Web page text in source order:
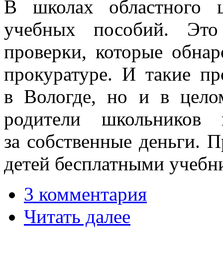
В школах областного
учебных пособий.
проверки, которые
прокуратуре. И такие
в Вологде, но и в
родители
за собственные деньги.
детей бесплатными
3 комментария
Читать далее